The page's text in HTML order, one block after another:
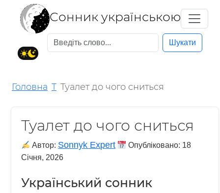
Cонник українською
Шукати
Головна T Туалет до чого сниться
Туалет до чого сниться
Автор: Sonnyk Expert Опубліковано: 18
Січня, 2026
Український сонник